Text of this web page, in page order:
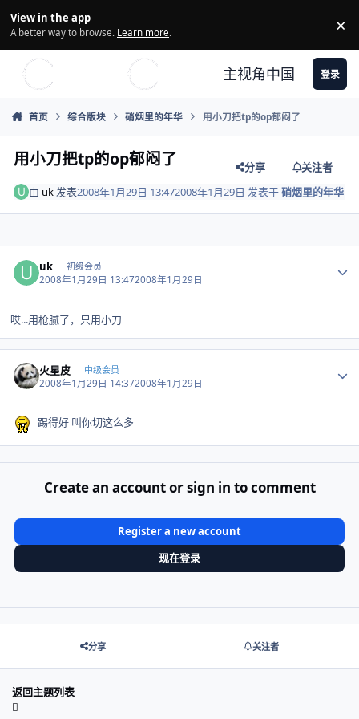
View in the app
A better way to browse. Learn more. ×
主视角中国 登录
首页 综合版块 硝烟里的年华 用小刀把tp的op郁闷了
用小刀把tp的op郁闷了 分享
关注者
由 uk 发表2008年1月29日 13:472008年1月29日 发表于硝烟里的年华
uk 初级会员
2008年1月29日 13:472008年1月29日
哎...用枪腻了，只用小刀
火星皮 中级会员
2008年1月29日 14:372008年1月29日
踢得好 叫你切这么多
Create an account or sign in to comment
Register a new account
现在登录
分享 关注者
返回主题列表